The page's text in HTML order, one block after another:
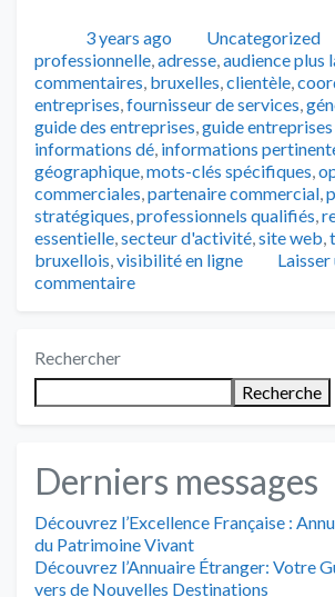
Publié3 years ago Catégories
Uncategorized
professionnelle,adresse,audience plus
commentaires, bruxelles,clientèle,
entreprises,fournisseur de services,
guide des entreprises,guide
informations dé, informations
géographique,mots-clés spécifiques,
commerciales,partenaire commercial,
stratégiques,professionnels qualifiés,
essentielle,secteur d'activité,site web,
bruxellois,visibilité en ligne
Laisser
commentaire
Rechercher
Recherche
Derniers messages
Découvrez l’Excellence Française :
du Patrimoine Vivant
Découvrez l’Annuaire Étranger: Votre
vers de Nouvelles Destinations